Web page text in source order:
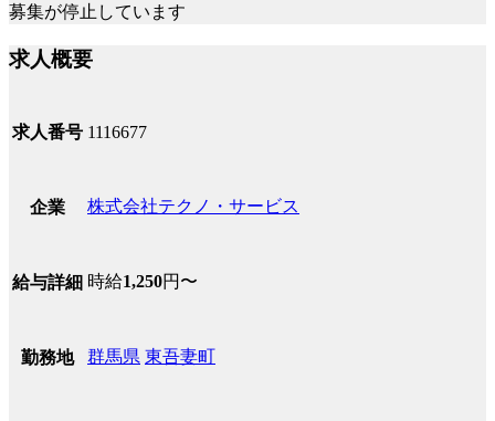
募集が停止しています
求人概要
求人番号 1116677
企業 株式会社テクノ・サービス
給与詳細 時給1,250円〜
勤務地 群馬県 東吾妻町